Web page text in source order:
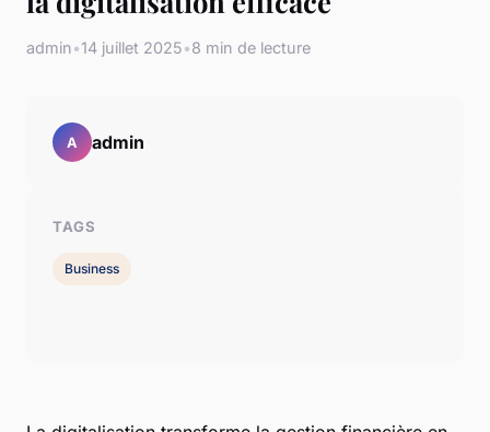
admin•14 juillet 2025•8 min de lecture
A admin
TAGS
Business